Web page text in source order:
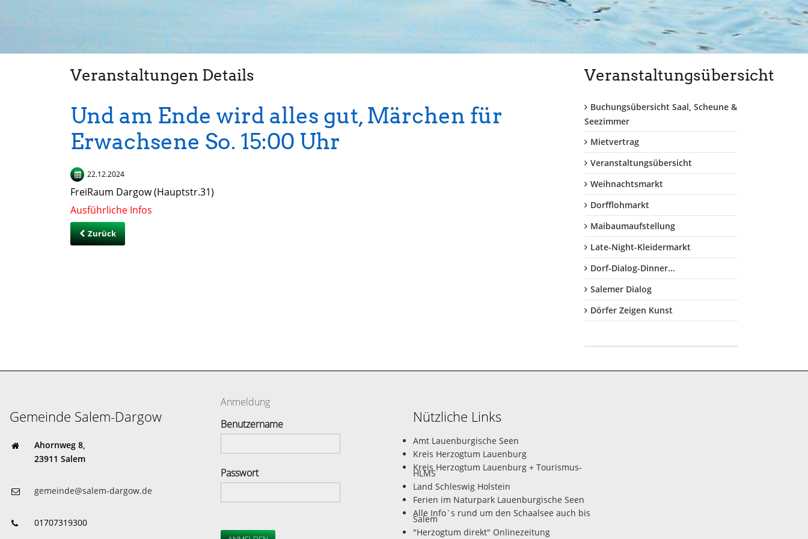
Veranstaltungen Details
Und am Ende wird alles gut, Märchen für
Erwachsene So. 15:00 Uhr
22.12.2024
FreiRaum Dargow (Hauptstr.31)
Ausführliche Infos
Zurück
Veranstaltungsübersicht
Buchungsübersicht Saal, Scheune &
Seezimmer
Mietvertrag
Veranstaltungsübersicht
Weihnachtsmarkt
Dorfflohmarkt
Maibaumaufstellung
Late-Night-Kleidermarkt
Dorf-Dialog-Dinner...
Salemer Dialog
Dörfer Zeigen Kunst
Gemeinde Salem-Dargow
Ahornweg 8,
23911 Salem
gemeinde@salem-dargow.de
01707319300
Anmeldung
Benutzername
Passwort
Nützliche Links
Amt Lauenburgische Seen
Kreis Herzogtum Lauenburg
Kreis Herzogtum Lauenburg + Tourismus-
HLMS
Land Schleswig Holstein
Ferien im Naturpark Lauenburgische Seen
Alle Info`s rund um den Schaalsee auch bis
Salem
"Herzogtum direkt" Onlinezeitung